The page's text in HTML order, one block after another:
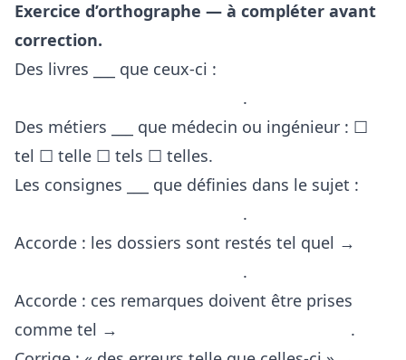
Exercice d’orthographe — à compléter avant
correction.
Des livres ___ que ceux-ci :
.
Des métiers ___ que médecin ou ingénieur : ☐
tel ☐ telle ☐ tels ☐ telles.
Les consignes ___ que définies dans le sujet :
.
Accorde : les dossiers sont restés tel quel →
.
Accorde : ces remarques doivent être prises
comme tel →
.